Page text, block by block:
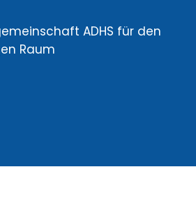
ADHS für den
Raum